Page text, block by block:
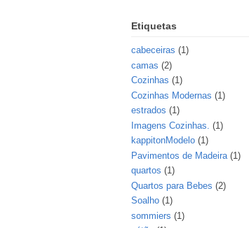
Etiquetas
cabeceiras (1)
camas (2)
Cozinhas (1)
Cozinhas Modernas (1)
estrados (1)
Imagens Cozinhas. (1)
kappitonModelo (1)
Pavimentos de Madeira (1)
quartos (1)
Quartos para Bebes (2)
Soalho (1)
sommiers (1)